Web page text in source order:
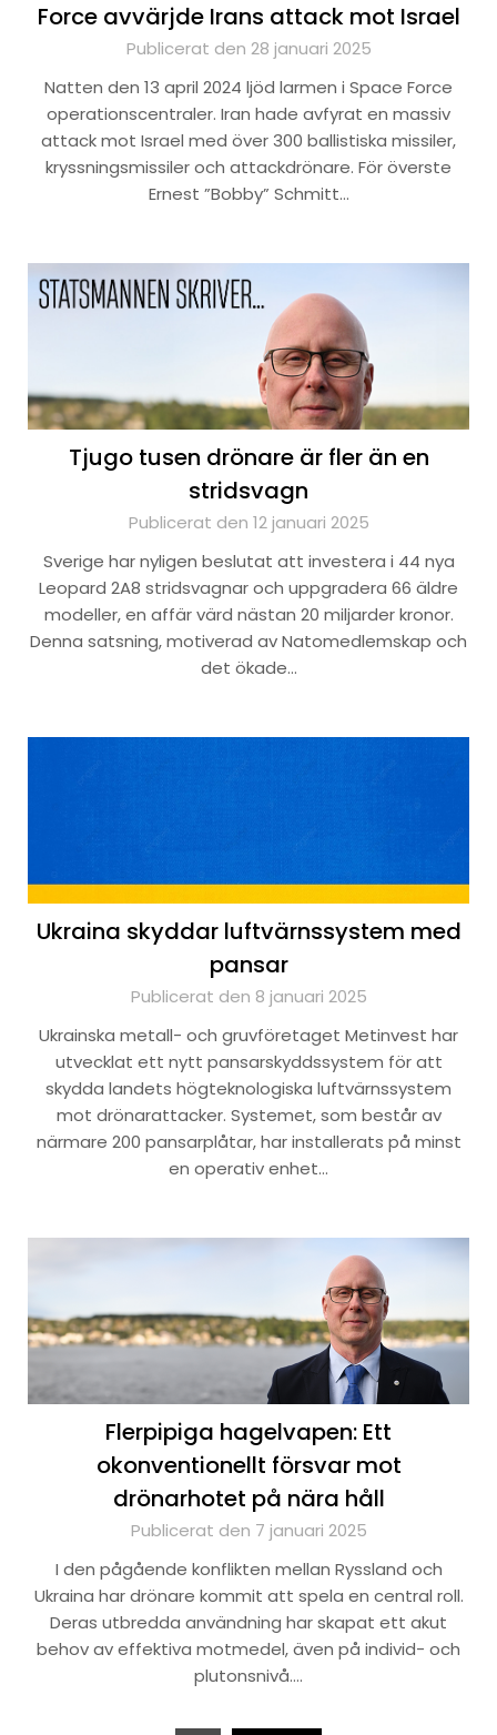
Force avvärjde Irans attack mot Israel
Publicerat den 28 januari 2025
Natten den 13 april 2024 ljöd larmen i Space Force
operationscentraler. Iran hade avfyrat en massiv
attack mot Israel med över 300 ballistiska missiler,
kryssningsmissiler och attackdrönare. För överste
Ernest ”Bobby” Schmitt…
Tjugo tusen drönare är fler än en
stridsvagn
Publicerat den 12 januari 2025
Sverige har nyligen beslutat att investera i 44 nya
Leopard 2A8 stridsvagnar och uppgradera 66 äldre
modeller, en affär värd nästan 20 miljarder kronor.
Denna satsning, motiverad av Natomedlemskap och
det ökade…
Ukraina skyddar luftvärnssystem med
pansar
Publicerat den 8 januari 2025
Ukrainska metall- och gruvföretaget Metinvest har
utvecklat ett nytt pansarskyddssystem för att
skydda landets högteknologiska luftvärnssystem
mot drönarattacker. Systemet, som består av
närmare 200 pansarplåtar, har installerats på minst
en operativ enhet…
Flerpipiga hagelvapen: Ett
okonventionellt försvar mot
drönarhotet på nära håll
Publicerat den 7 januari 2025
I den pågående konflikten mellan Ryssland och
Ukraina har drönare kommit att spela en central roll.
Deras utbredda användning har skapat ett akut
behov av effektiva motmedel, även på individ- och
plutonsnivå….